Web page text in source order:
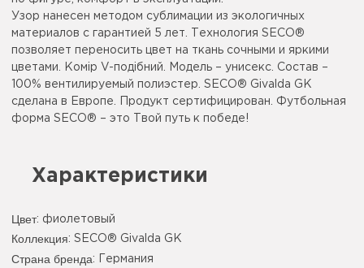
Узор нанесен методом сублимации из экологичных
материалов с гарантией 5 лет. Технология SECO®
позволяет переносить цвет на ткань сочными и яркими
цветами. Комір V-подібний. Модель – унисекс. Состав –
100% вентилируемый полиэстер. SECO® Givalda GK
сделана в Европе. Продукт сертифицирован. Футбольная
форма SECO® – это Твой путь к победе!
Характеристики
Цвет: фиолетовый
Коллекция: SECO® Givalda GK
Страна бренда: Германия